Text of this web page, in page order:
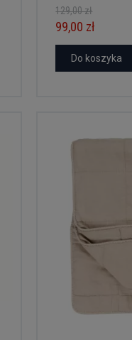
129,00 zł
99,00 zł
Do koszyka